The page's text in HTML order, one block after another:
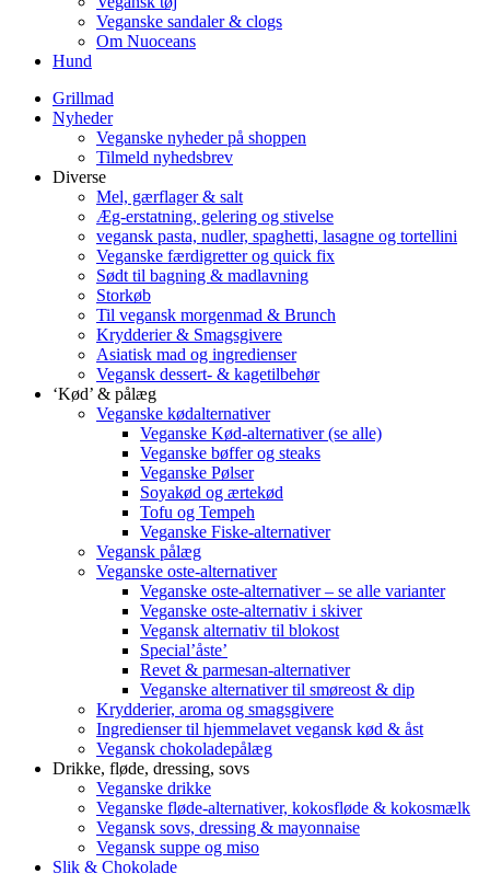
Veganske sandaler & clogs
Om Nuoceans
Hund
Grillmad
Nyheder
Veganske nyheder på shoppen
Tilmeld nyhedsbrev
Diverse
Mel, gærflager & salt
Æg-erstatning, gelering og stivelse
vegansk pasta, nudler, spaghetti, lasagne og tortellini
Veganske færdigretter og quick fix
Sødt til bagning & madlavning
Storkøb
Til vegansk morgenmad & Brunch
Krydderier & Smagsgivere
Asiatisk mad og ingredienser
Vegansk dessert- & kagetilbehør
‘Kød’ & pålæg
Veganske kødalternativer
Veganske Kød-alternativer (se alle)
Veganske bøffer og steaks
Veganske Pølser
Soyakød og ærtekød
Tofu og Tempeh
Veganske Fiske-alternativer
Vegansk pålæg
Veganske oste-alternativer
Veganske oste-alternativer – se alle varianter
Veganske oste-alternativ i skiver
Vegansk alternativ til blokost
Special’åste’
Revet & parmesan-alternativer
Veganske alternativer til smøreost & dip
Krydderier, aroma og smagsgivere
Ingredienser til hjemmelavet vegansk kød & åst
Vegansk chokoladepålæg
Drikke, fløde, dressing, sovs
Veganske drikke
Veganske fløde-alternativer, kokosfløde & kokosmælk
Vegansk sovs, dressing & mayonnaise
Vegansk suppe og miso
Slik & Chokolade